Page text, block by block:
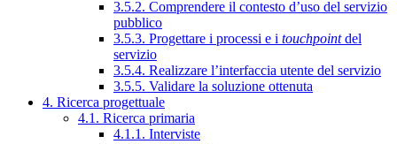
3.5.2. Comprendere il contesto d’uso del servizio
pubblico
3.5.3. Progettare i processi e i touchpointdel
servizio
3.5.4. Realizzare l’interfaccia utente del servizio
3.5.5. Validare la soluzione ottenuta
4. Ricerca progettuale
4.1. Ricerca primaria
4.1.1. Interviste